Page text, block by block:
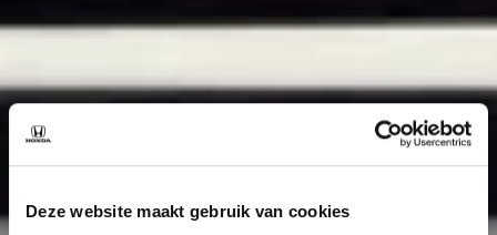
Deze website maakt gebruik van cookies